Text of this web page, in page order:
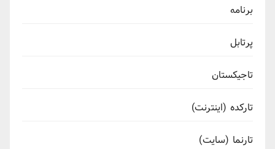
برنامه
پرتابل
تاجیکستان
تارکده (اینترنت)
تارنما (سایت)